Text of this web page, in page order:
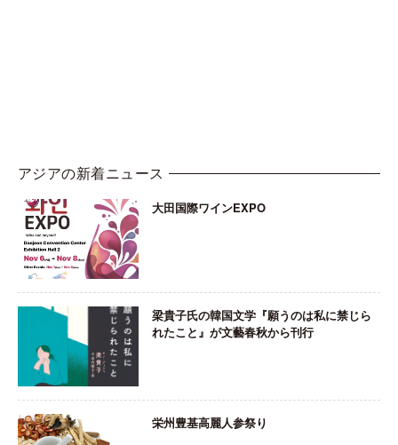
アジアの新着ニュース
大田国際ワインEXPO
梁貴子氏の韓国文学『願うのは私に禁じら
れたこと』が文藝春秋から刊行
栄州豊基高麗人参祭り